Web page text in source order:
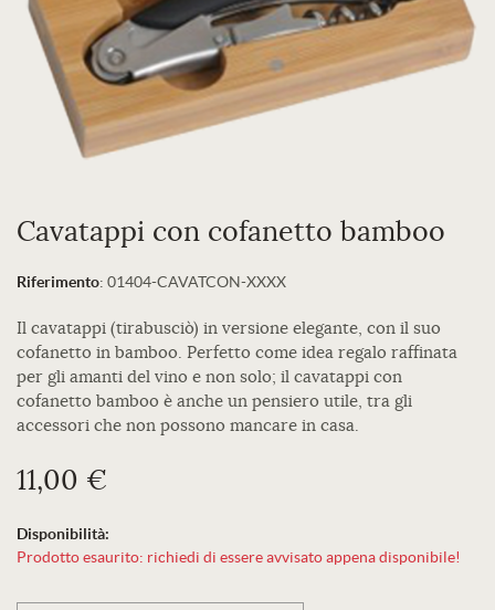
Cavatappi con cofanetto bamboo
Riferimento: 01404-CAVATCON-XXXX
Il cavatappi (tirabusciò) in versione elegante, con il suo
cofanetto in bamboo. Perfetto come idea regalo raffinata
per gli amanti del vino e non solo; il cavatappi con
cofanetto bamboo è anche un pensiero utile, tra gli
accessori che non possono mancare in casa.
11,00 €
Disponibilità:
Prodotto esaurito: richiedi di essere avvisato appena disponibile!